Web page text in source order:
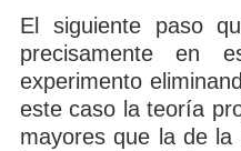
El siguiente paso
precisamente en
experimento
este caso la teoría
mayores que la de